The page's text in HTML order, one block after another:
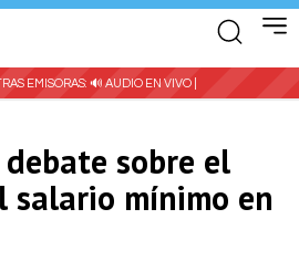
EMISORAS: 🔊 AUDIO EN VIVO |
sobre el
salario mínimo en